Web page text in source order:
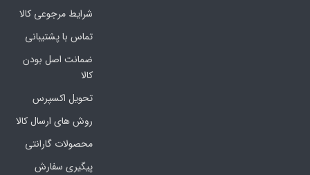
شرایط مرجوعی کالا
تماس با پشتیبانی
ضمانت اصل بودن
کالا
تحویل اکسپرس
روش های ارسال کالا
محصولات گارانتی
پیگیری سفارش